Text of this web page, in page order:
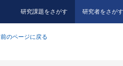
研究課題をさがす 研究者をさがす
前のページに戻る